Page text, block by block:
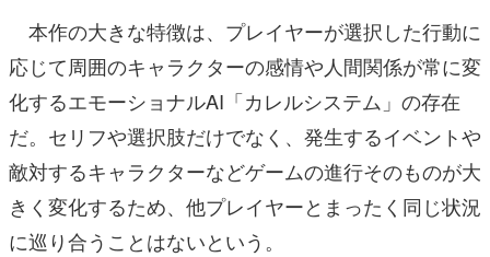
本作の大きな特徴は、プレイヤーが選択した行動に
応じて周囲のキャラクターの感情や人間関係が常に変
化するエモーショナルAI「カレルシステム」の存在
だ。セリフや選択肢だけでなく、発生するイベントや
敵対するキャラクターなどゲームの進行そのものが大
きく変化するため、他プレイヤーとまったく同じ状況
に巡り合うことはないという。